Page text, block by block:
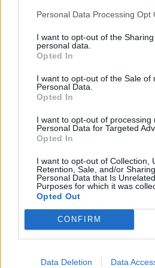
Personal Data Processing Opt
I want to opt-out of the
personal data.
Opted In
I want to opt-out of the Sale of
Personal Data.
Opted In
I want to opt-out of processing
Personal Data for Targeted
Opted In
I want to opt-out of Collection,
Retention, Sale, and/or
Personal Data that Is
Purposes for which it was
Opted Out
CONFIRM
Data Deletion Data
haben eine % Chancezusätzlichen
Mit einem gewaltigen Unterschied,
DMG verursachen. Ist übrigens
beim Explo, der macht 2 DMG
mit MAX-Damage einsetzen.
auch da unterstützen. ABER und
Punkt der NUR uns Waldis
entsprechenden Resis zu brechen.
Zitat von Dejavu:↑
auch nicht bevorteilt werden,